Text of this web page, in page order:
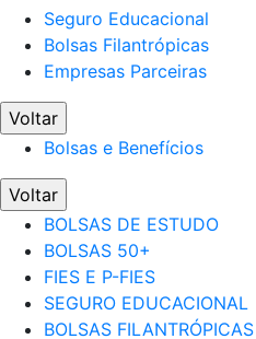
Seguro Educacional
Bolsas Filantrópicas
Empresas Parceiras
Voltar
Bolsas e Benefícios
Voltar
BOLSAS DE ESTUDO
BOLSAS 50+
FIES E P-FIES
SEGURO EDUCACIONAL
BOLSAS FILANTRÓPICAS